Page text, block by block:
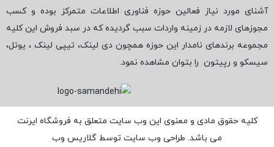
آشنای مورد نیاز فعالین حوزه فناوری اطلاعات متمرکز بوده و کسب
مجوزهای لازمه در زمینه واردات سبب گردیده که در سبد فروش این کلیه
مجموعه برندهای نامدار این حوزه همچون دی لینک، تیپی لینک ، یوتل،
سیسکو و رپیتون را بتوان مشاهده نمود.
کلیه حقوق مادی و معنوی این وب سایت متعلق به فروشگاه ایرنت
می باشد. طراحی وب سایت توسط گلاریس وب